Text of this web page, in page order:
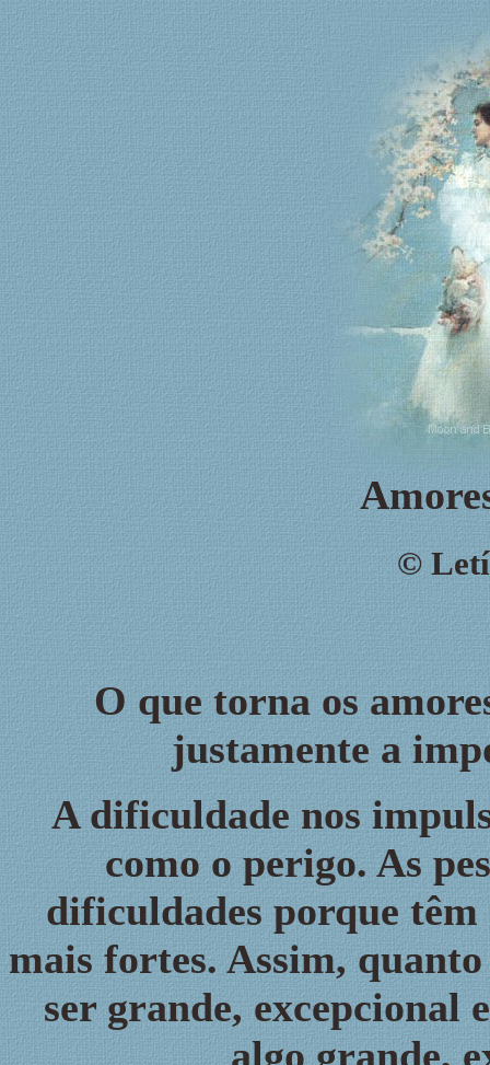
©
O que torna os
justamente a
A dificuldade nos
como o perigo. As
dificuldades porque têm
mais fortes. Assim,
ser grande, excepcional
algo grande,